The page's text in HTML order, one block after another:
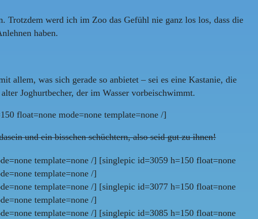
Trotzdem werd ich im Zoo das Gefühl nie ganz los los, dass die
haben.
allem, was sich gerade so anbietet – sei es eine Kastanie, die
Joghurtbecher, der im Wasser vorbeischwimmt.
float=none mode=none template=none /]
und ein bisschen schüchtern, also seid gut zu ihnen!
template=none /] [singlepic id=3059 h=150 float=none
template=none /]
template=none /] [singlepic id=3077 h=150 float=none
template=none /]
template=none /] [singlepic id=3085 h=150 float=none